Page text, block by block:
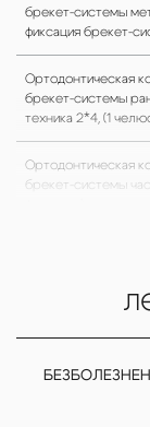
брекет-системы
фиксация брекет-
Ортодонтическая
брекет-системы
техника 2*4, (1
Ортодонтическая
брекет-системы
наблюдение
Ортодонтическая